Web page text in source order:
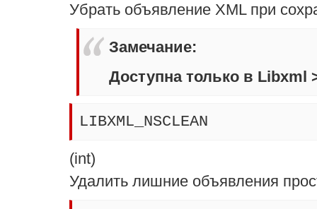
Убрать объявление XML при
Замечание:
Доступна только в Libxml
LIBXML_NSCLEAN
(int)
Удалить лишние объявления